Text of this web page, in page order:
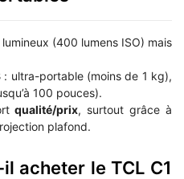
lumineux (400 lumens ISO) mais
: ultra-portable (moins de 1 kg),
100 pouces).
qualité/prix, surtout grâce à
plafond.
acheter le TCL C1